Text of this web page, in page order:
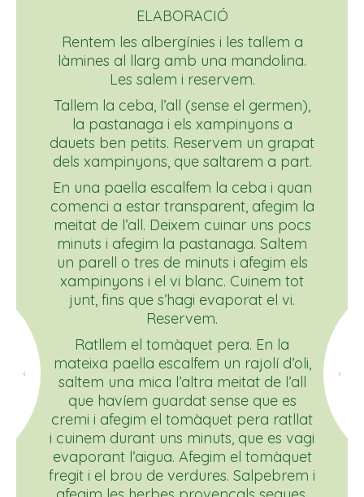
ELABORACIÓ
Rentem les albergínies i les tallem a
làmines al llarg amb una mandolina.
Les salem i reservem.
Tallem la ceba, l’all (sense el germen),
la pastanaga i els xampinyons a
dauets ben petits. Reservem un grapat
dels xampinyons, que saltarem a part.
En una paella escalfem la ceba i quan
comenci a estar transparent, afegim la
meitat de l’all. Deixem cuinar uns pocs
minuts i afegim la pastanaga. Saltem
un parell o tres de minuts i afegim els
xampinyons i el vi blanc. Cuinem tot
junt, fins que s’hagi evaporat el vi.
Reservem.
Ratllem el tomàquet pera. En la
mateixa paella escalfem un rajolí d’oli,
saltem una mica l’altra meitat de l’all
que havíem guardat sense que es
cremi i afegim el tomàquet pera ratllat
i cuinem durant uns minuts, que es vagi
evaporant l’aigua. Afegim el tomàquet
fregit i el brou de verdures. Salpebrem i